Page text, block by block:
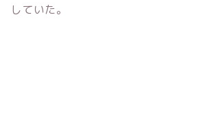
していた。